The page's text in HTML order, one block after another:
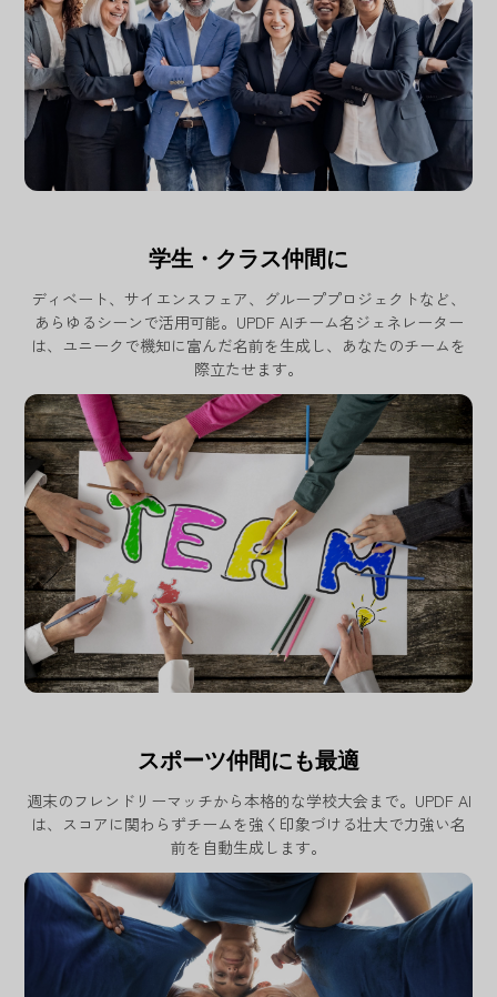
学生・クラス仲間に
ディベート、サイエンスフェア、グループプロジェクトなど、
あらゆるシーンで活用可能。UPDF AIチーム名ジェネレーター
は、ユニークで機知に富んだ名前を生成し、あなたのチームを
際立たせます。
スポーツ仲間にも最適
週末のフレンドリーマッチから本格的な学校大会まで。UPDF AI
は、スコアに関わらずチームを強く印象づける壮大で力強い名
前を自動生成します。